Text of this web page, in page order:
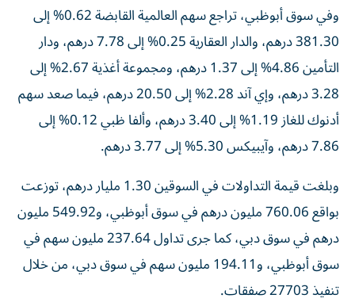
وفي سوق أبوظبي، تراجع سهم العالمية القابضة 0.62% إلى
381.30 درهم، والدار العقارية 0.25% إلى 7.78 درهم، ودار
التأمين 4.86% إلى 1.37 درهم، ومجموعة أغذية 2.67% إلى
3.28 درهم، وإي آند 2.28% إلى 20.50 درهم، فيما صعد سهم
أدنوك للغاز 1.19% إلى 3.40 درهم، وألفا ظبي 0.12% إلى
7.86 درهم، وآيبيكس 5.30% إلى 3.77 درهم.
وبلغت قيمة التداولات في السوقين 1.30 مليار درهم، توزعت
بواقع 760.06 مليون درهم في سوق أبوظبي، و549.92 مليون
درهم في سوق دبي، كما جرى تداول 237.64 مليون سهم في
سوق أبوظبي، و194.11 مليون سهم في سوق دبي، من خلال
تنفيذ 27703 صفقات.